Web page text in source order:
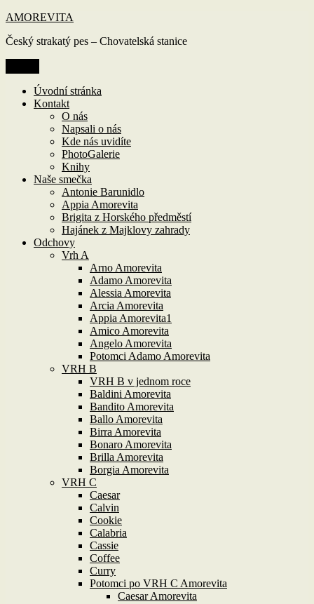
Přejít
obsahu
AMOREVITA
Český strakatý pes – Chovatelská stanice
Úvodní stránka
Kontakt
O nás
Napsali o nás
Kde nás uvidíte
PhotoGalerie
Knihy
Naše smečka
Antonie Barunidlo
Appia Amorevita
Brigita z Horského předměstí
Hajánek z Majklovy zahrady
Odchovy
Vrh A
Arno Amorevita
Adamo Amorevita
Alessia Amorevita
Arcia Amorevita
Appia Amorevita1
Amico Amorevita
Angelo Amorevita
Potomci Adamo Amorevita
VRH B
VRH B v jednom roce
Baldini Amorevita
Bandito Amorevita
Ballo Amorevita
Birra Amorevita
Bonaro Amorevita
Brilla Amorevita
Borgia Amorevita
VRH C
Caesar
Calvin
Cookie
Calabria
Cassie
Coffee
Curry
Potomci po VRH C Amorevita
Caesar Amorevita